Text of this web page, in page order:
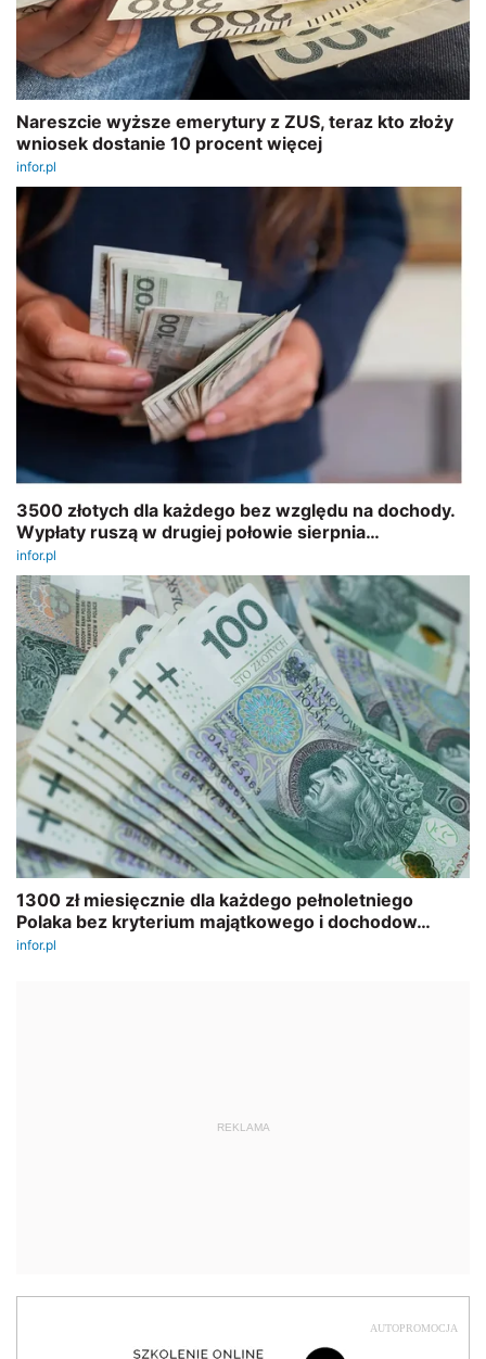
REKLAMA
AUTOPROMOCJA